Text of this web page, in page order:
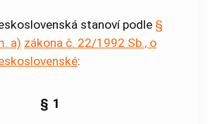
stanoví podle §
a) zákona č. 22/1992 Sb., o
:
§ 1